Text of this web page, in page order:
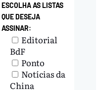
ESCOLHA AS LISTAS
QUE DESEJA
ASSINAR:
Editorial
BdF
Ponto
Notícias da
China